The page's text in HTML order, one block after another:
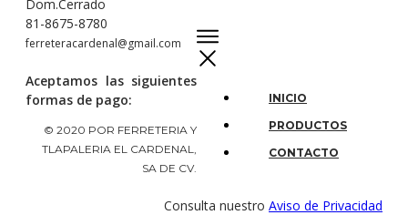
Dom.Cerrado
81-8675-8780
ferreteracardenal@gmail.com
INICIO
PRODUCTOS
CONTACTO
Aceptamos las siguientes
formas de pago:
© 2020 POR FERRETERIA Y
TLAPALERIA EL CARDENAL,
SA DE CV.
Consulta nuestro Aviso de Privacidad